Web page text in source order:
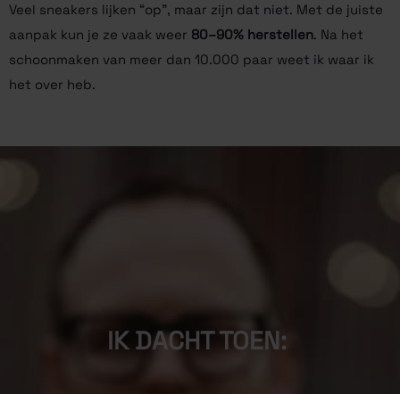
Veel sneakers lijken “op”, maar zijn dat niet. Met de juiste
aanpak kun je ze vaak weer 80–90% herstellen. Na het
schoonmaken van meer dan 10.000 paar weet ik waar ik
het over heb.
IK DACHT TOEN: